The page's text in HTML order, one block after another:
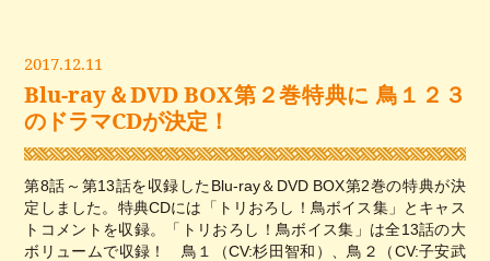
2017.12.11
Blu-ray＆DVD BOX第２巻特典に 鳥１２３
のドラマCDが決定！
第8話～第13話を収録したBlu-ray＆DVD BOX第2巻の特典が決
定しました。特典CDには「トリおろし！鳥ボイス集」とキャス
トコメントを収録。「トリおろし！鳥ボイス集」は全13話の大
ボリュームで収録！ 鳥１（CV:杉田智和）、鳥２（CV:子安武